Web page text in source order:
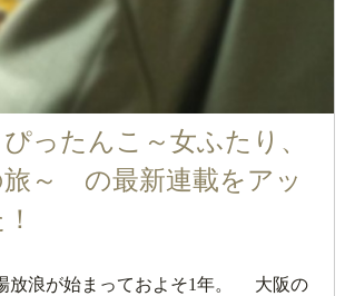
ったんこ～女ふたり、
旅～ の最新連載をアッ
放浪が始まっておよそ1年。 大阪の